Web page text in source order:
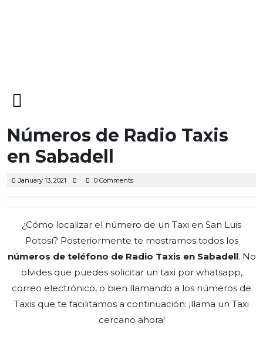
Menu
Números de Radio Taxis
en Sabadell
January 13, 2021 January
2021
0 Comments
¿Cómo localizar el número de un Taxi en San Luis
Potosí? Posteriormente te mostramos todos los
números de teléfono de Radio Taxis en Sabadell. No
olvides que puedes solicitar un taxi por whatsapp,
correo electrónico, o bien llamando a los números de
Taxis que te facilitamos a continuación: ¡llama un Taxi
cercano ahora!